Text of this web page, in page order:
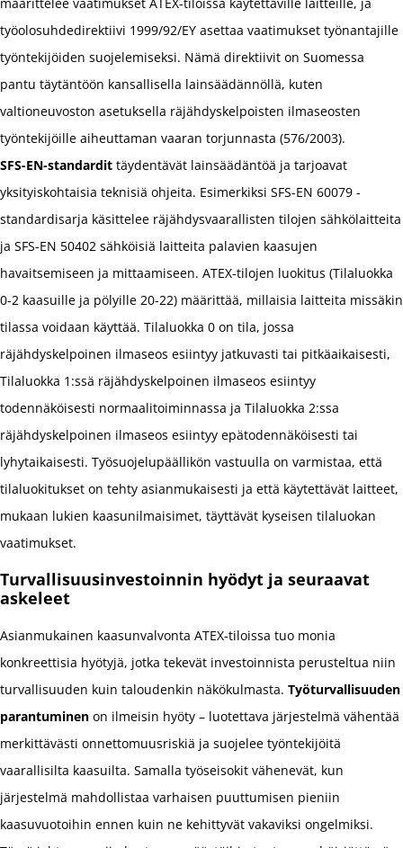
määrittelee vaatimukset ATEX-tiloissa käytettäville laitteille, ja
työolosuhdedirektiivi 1999/92/EY asettaa vaatimukset työnantajille
työntekijöiden suojelemiseksi. Nämä direktiivit on Suomessa
pantu täytäntöön kansallisella lainsäädännöllä, kuten
valtioneuvoston asetuksella räjähdyskelpoisten ilmaseosten
työntekijöille aiheuttaman vaaran torjunnasta (576/2003).
SFS-EN-standardit täydentävät lainsäädäntöä ja tarjoavat
yksityiskohtaisia teknisiä ohjeita. Esimerkiksi SFS-EN 60079 -
standardisarja käsittelee räjähdysvaarallisten tilojen sähkölaitteita
ja SFS-EN 50402 sähköisiä laitteita palavien kaasujen
havaitsemiseen ja mittaamiseen. ATEX-tilojen luokitus (Tilaluokka
0-2 kaasuille ja pölyille 20-22) määrittää, millaisia laitteita missäkin
tilassa voidaan käyttää. Tilaluokka 0 on tila, jossa
räjähdyskelpoinen ilmaseos esiintyy jatkuvasti tai pitkäaikaisesti,
Tilaluokka 1:ssä räjähdyskelpoinen ilmaseos esiintyy
todennäköisesti normaalitoiminnassa ja Tilaluokka 2:ssa
räjähdyskelpoinen ilmaseos esiintyy epätodennäköisesti tai
lyhytaikaisesti. Työsuojelupäällikön vastuulla on varmistaa, että
tilaluokitukset on tehty asianmukaisesti ja että käytettävät laitteet,
mukaan lukien kaasunilmaisimet, täyttävät kyseisen tilaluokan
vaatimukset.
Turvallisuusinvestoinnin hyödyt ja seuraavat
askeleet
Asianmukainen kaasunvalvonta ATEX-tiloissa tuo monia
konkreettisia hyötyjä, jotka tekevät investoinnista perusteltua niin
turvallisuuden kuin taloudenkin näkökulmasta. Työturvallisuuden
parantuminen on ilmeisin hyöty – luotettava järjestelmä vähentää
merkittävästi onnettomuusriskiä ja suojelee työntekijöitä
vaarallisilta kaasuilta. Samalla työseisokit vähenevät, kun
järjestelmä mahdollistaa varhaisen puuttumisen pieniin
kaasuvuotoihin ennen kuin ne kehittyvät vakaviksi ongelmiksi.